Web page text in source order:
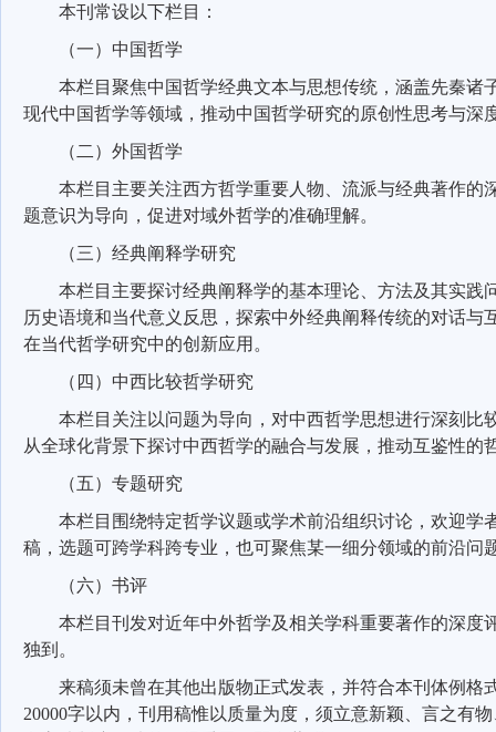
本刊常设以下栏目：
（一）中国哲学
本栏目聚焦中国哲学经典文本与思想传统，涵盖先秦诸
现代中国哲学等领域，推动中国哲学研究的原创性思考与深
（二）外国哲学
本栏目主要关注西方哲学重要人物、流派与经典著作的
题意识为导向，促进对域外哲学的准确理解。
（三）经典阐释学研究
本栏目主要探讨经典阐释学的基本理论、方法及其实践
历史语境和当代意义反思，探索中外经典阐释传统的对话与
在当代哲学研究中的创新应用。
（四）中西比较哲学研究
本栏目关注以问题为导向，对中西哲学思想进行深刻比
从全球化背景下探讨中西哲学的融合与发展，推动互鉴性的
（五）专题研究
本栏目围绕特定哲学议题或学术前沿组织讨论，欢迎学
稿，选题可跨学科跨专业，也可聚焦某一细分领域的前沿问
（六）书评
本栏目刊发对近年中外哲学及相关学科重要著作的深度
独到。
来稿须未曾在其他出版物正式发表，并符合本刊体例格
20000字以内，刊用稿惟以质量为度，须立意新颖、言之有